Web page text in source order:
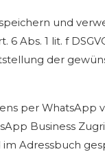
und
1 lit. f
der
per WhatsApp
Business
Adressbuch